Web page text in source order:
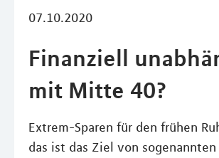
07.10.2020
Finanziell
mit Mitte 40?
Extrem-Sparen für den frühen
das ist das Ziel von